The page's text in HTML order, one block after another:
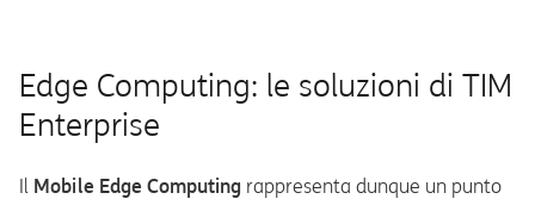
Edge Computing: le soluzioni di TIM
Enterprise
Il Mobile Edge Computing rappresenta dunque un punto